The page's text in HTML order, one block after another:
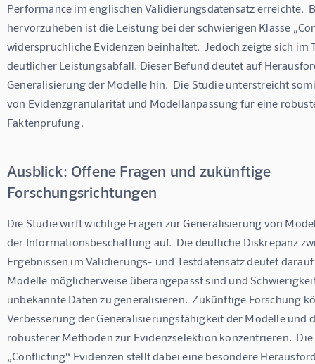
Performance im englischen Validierungsdatensatz erreichte.
hervorzuheben ist die Leistung bei der schwierigen Klasse
widersprüchliche Evidenzen beinhaltet.  Jedoch zeigte sich im
deutlicher Leistungsabfall. Dieser Befund deutet auf
Generalisierung der Modelle hin.  Die Studie unterstreicht
von Evidenzgranularität und Modellanpassung für eine
Faktenprüfung.
Ausblick: Offene Fragen und zukünftige
Forschungsrichtungen
Die Studie wirft wichtige Fragen zur Generalisierung von
der Informationsbeschaffung auf.  Die deutliche Diskrepanz
Ergebnissen im Validierungs- und Testdatensatz deutet
Modelle möglicherweise überangepasst sind und
unbekannte Daten zu generalisieren.  Zukünftige Forschung
Verbesserung der Generalisierungsfähigkeit der Modelle und
robusterer Methoden zur Evidenzselektion konzentrieren.
„Conflicting“ Evidenzen stellt dabei eine besondere